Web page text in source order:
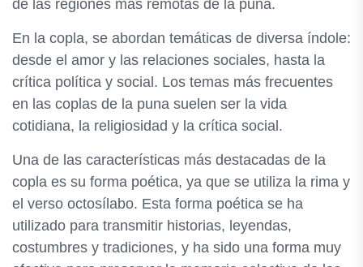
de las regiones más remotas de la puna.
En la copla, se abordan temáticas de diversa índole:
desde el amor y las relaciones sociales, hasta la
crítica política y social. Los temas más frecuentes
en las coplas de la puna suelen ser la vida
cotidiana, la religiosidad y la crítica social.
Una de las características más destacadas de la
copla es su forma poética, ya que se utiliza la rima y
el verso octosílabo. Esta forma poética se ha
utilizado para transmitir historias, leyendas,
costumbres y tradiciones, y ha sido una forma muy